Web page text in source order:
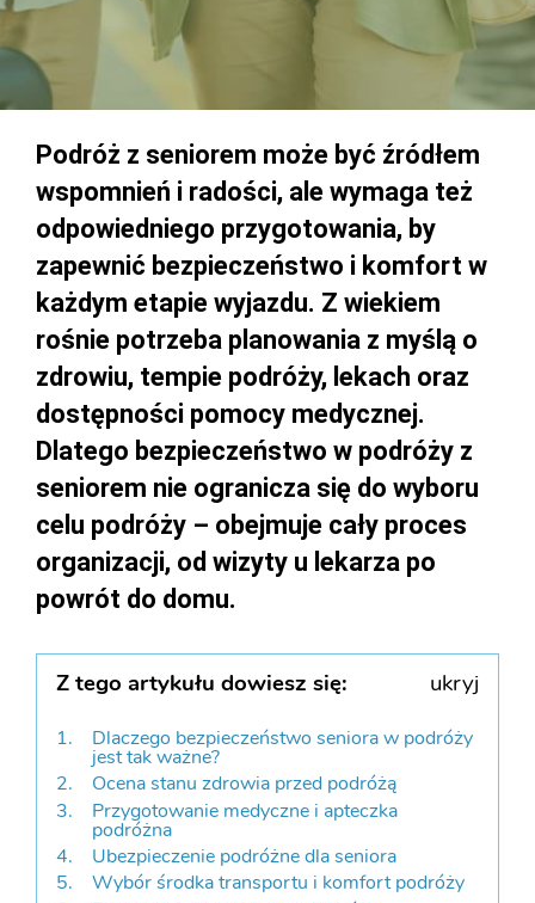
Podróż z seniorem może być źródłem
wspomnień i radości, ale wymaga też
odpowiedniego przygotowania, by
zapewnić bezpieczeństwo i komfort w
każdym etapie wyjazdu. Z wiekiem
rośnie potrzeba planowania z myślą o
zdrowiu, tempie podróży, lekach oraz
dostępności pomocy medycznej.
Dlatego bezpieczeństwo w podróży z
seniorem nie ogranicza się do wyboru
celu podróży – obejmuje cały proces
organizacji, od wizyty u lekarza po
powrót do domu.
Z tego artykułu dowiesz się: ukryj
Dlaczego bezpieczeństwo seniora w podróży
jest tak ważne?
Ocena stanu zdrowia przed podróżą
Przygotowanie medyczne i apteczka
podróżna
Ubezpieczenie podróżne dla seniora
Wybór środka transportu i komfort podróży